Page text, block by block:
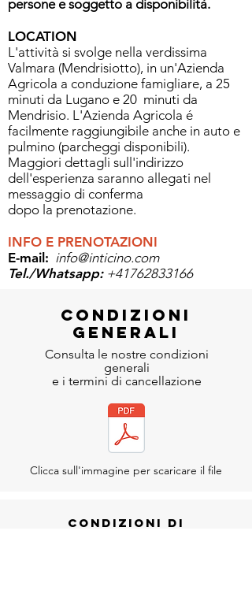
persone e soggetto a disponibilità.
LOCATION
L'attività si svolge nella verdissima
Valmara (Mendrisiotto), in un'Azienda
Agricola a conduzione famigliare, a 25
minuti da Lugano e 20 minuti da
Mendrisio. L'Azienda Agricola é
facilmente raggiungibile anche in auto e
pulmino (parcheggi disponibili).
Maggiori dettagli sull'indirizzo
dell'esperienza saranno allegati nel
messaggio di conferma
dopo la prenotazione.
INFO E PRENOTAZIONI
E-mail: info@inticino.com
Tel./Whatsapp: +41762833166
CONDIZIONI
GENERALI
Consulta le nostre condizioni
generali
e i termini di cancellazione
Clicca sull'immagine per scaricare il file
CONDIZIONI DI